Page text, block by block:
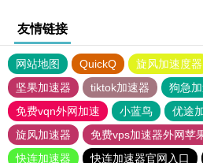
友情链接
网站地图 QuickQ 旋风加速度器
坚果加速器
tiktok加速器
狗急
免费vqn外网加速
小蓝鸟 优途
旋风加速器
免费vps加速器外网苹
快连加速器
快连加速器官网入口